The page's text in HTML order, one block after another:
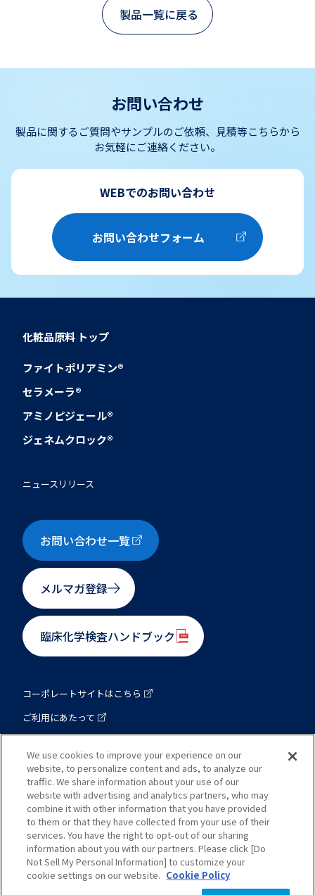
製品一覧に戻る
お問い合わせ
製品に関するご質問やサンプルのご依頼、見積等こちらから
お気軽にご連絡ください。
WEBでのお問い合わせ
お問い合わせフォーム
化粧品原料 トップ
ファイトポリアミン®
セラメーラ®
アミノピジェール®
ジェネムクロック®
ニュースリリース
お問い合わせ一覧
メルマガ登録
臨床化学検査ハンドブック
コーポレートサイトはこちら
ご利用にあたって
東洋紡 バイオ事業総括部
本社：大阪府大阪市北区梅田一丁目13番1号 大阪梅田ツインタワ
ーズ・サウス
Copyright © TOYOBO CO., LTD. All rights reserved.
We use cookies to improve your experience on our
website, to personalize content and ads, to analyze our
traffic. We share information about your use of our
website with advertising and analytics partners, who may
combine it with other information that you have provided
to them or that they have collected from your use of their
services. You have the right to opt-out of our sharing
information about you with our partners. Please click [Do
Not Sell My Personal Information] to customize your
cookie settings on our website. Cookie Policy